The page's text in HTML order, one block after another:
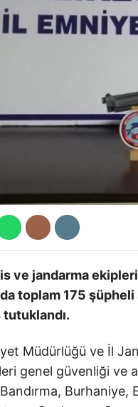
ve jandarma
toplam 175 şüpheli
Müdürlüğü ve İl
genel güvenliği ve